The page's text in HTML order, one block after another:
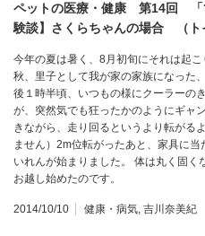
ペットの医療・健康 第14回 「
験談】さくらちゃんの場合 （
今年の夏は暑く、8月初旬にそれは起
秋、里子として我が家の家族になった
後１時半頃、いつもの様にクーラーの
が、突然気でも狂ったかのようにギャ
きながら、走り回るというより転がる
ません）2m位転がったあと、家具に
いれんが始まりました。 体は丸く固
お越し始めたのです。
2014/10/10 健康・病気, 吉川奈美紀